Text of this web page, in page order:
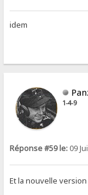
idem
1-4-9
Réponse #59 le: 09
Et la nouvelle